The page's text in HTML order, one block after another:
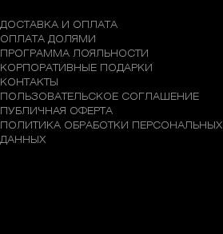
ДОСТАВКА И ОПЛАТА
ОПЛАТА ДОЛЯМИ
ПРОГРАММА ЛОЯЛЬНОСТИ
КОРПОРАТИВНЫЕ ПОДАРКИ
КОНТАКТЫ
ПОЛЬЗОВАТЕЛЬСКОЕ СОГЛАШЕНИЕ
ПУБЛИЧНАЯ ОФЕРТА
ПОЛИТИКА ОБРАБОТКИ ПЕРСОНАЛЬНЫХ
ДАННЫХ